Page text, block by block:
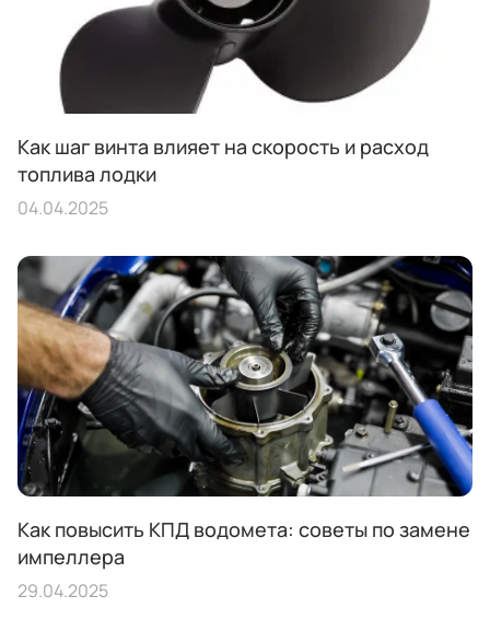
Как шаг винта влияет на скорость и расход
топлива лодки
04.04.2025
Как повысить КПД водомета: советы по замене
импеллера
29.04.2025